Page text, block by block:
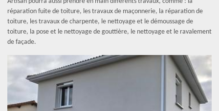
réparation fuite de toiture, les travaux de maçonnerie, la réparation de
toiture, les travaux de charpente, le nettoyage et le démoussage de
toiture, la pose et le nettoyage de gouttière, le nettoyage et le ravalement
de façade.